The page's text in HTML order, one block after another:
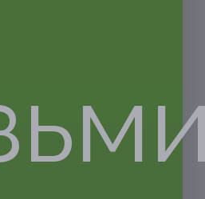
— 60 минут.
гидропилинг HydraFacial